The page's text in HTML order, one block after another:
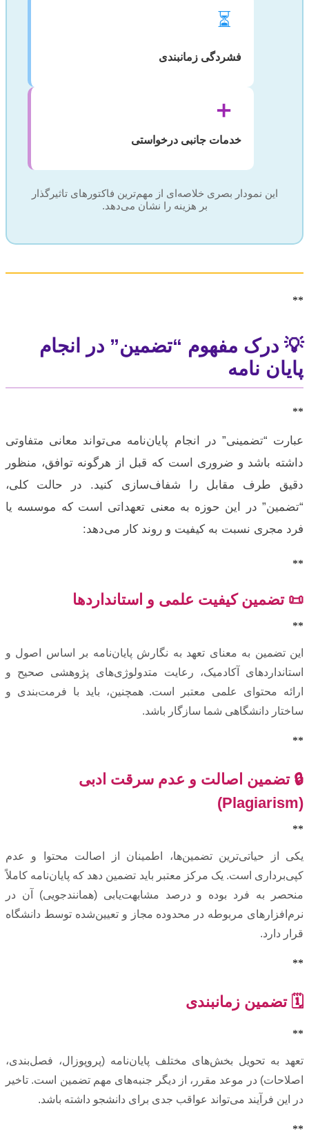
⏳
فشردگی زمانبندی
➕
خدمات جانبی درخواستی
این نمودار بصری خلاصه‌ای از مهم‌ترین فاکتورهای تاثیرگذار
بر هزینه را نشان می‌دهد.
**
💡 درک مفهوم “تضمین” در انجام
پایان نامه
**
عبارت “تضمینی” در انجام پایان‌نامه می‌تواند معانی متفاوتی
داشته باشد و ضروری است که قبل از هرگونه توافق، منظور
دقیق طرف مقابل را شفاف‌سازی کنید. در حالت کلی،
“تضمین” در این حوزه به معنی تعهداتی است که موسسه یا
فرد مجری نسبت به کیفیت و روند کار می‌دهد:
**
📜 تضمین کیفیت علمی و استانداردها
**
این تضمین به معنای تعهد به نگارش پایان‌نامه بر اساس اصول و
استانداردهای آکادمیک، رعایت متدولوژی‌های پژوهشی صحیح و
ارائه محتوای علمی معتبر است. همچنین، باید با فرمت‌بندی و
ساختار دانشگاهی شما سازگار باشد.
**
🔒 تضمین اصالت و عدم سرقت ادبی
(Plagiarism)
**
یکی از حیاتی‌ترین تضمین‌ها، اطمینان از اصالت محتوا و عدم
کپی‌برداری است. یک مرکز معتبر باید تضمین دهد که پایان‌نامه کاملاً
منحصر به فرد بوده و درصد مشابهت‌یابی (همانندجویی) آن در
نرم‌افزارهای مربوطه در محدوده مجاز و تعیین‌شده توسط دانشگاه
قرار دارد.
**
🗓️ تضمین زمانبندی
**
تعهد به تحویل بخش‌های مختلف پایان‌نامه (پروپوزال، فصل‌بندی،
اصلاحات) در موعد مقرر، از دیگر جنبه‌های مهم تضمین است. تاخیر
در این فرآیند می‌تواند عواقب جدی برای دانشجو داشته باشد.
**